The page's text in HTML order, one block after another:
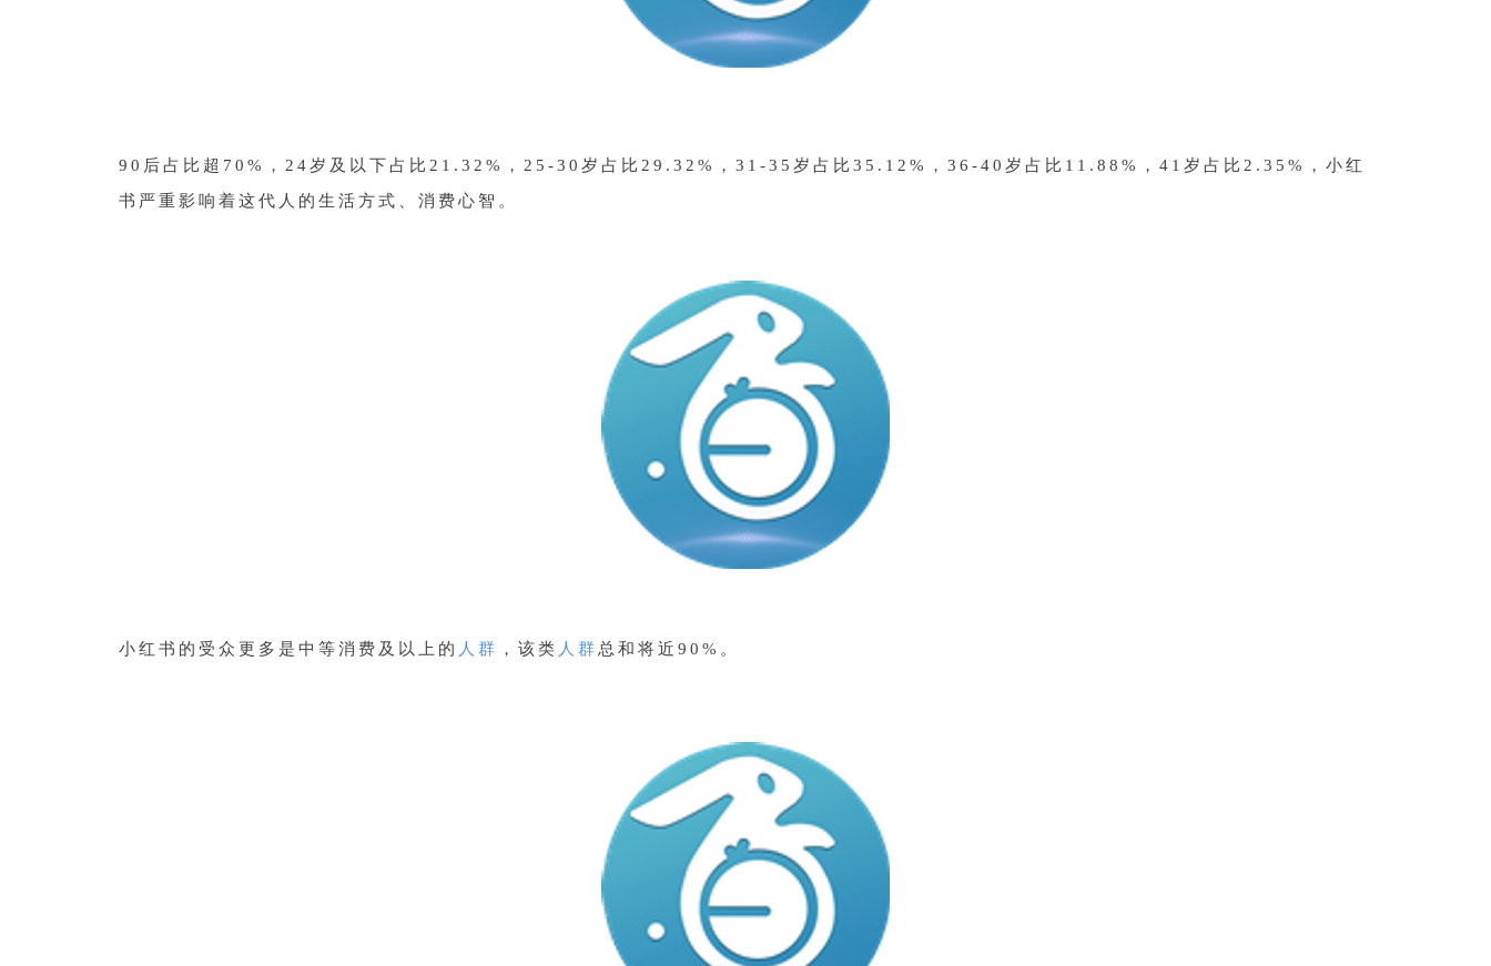
90后占比超70%，24岁及以下占比21.32%，25-30岁占比29.32%，31-35岁占比35.12%，36-40岁占比11.88%，41岁占比2.35%，小红
书严重影响着这代人的生活方式、消费心智。
小红书的受众更多是中等消费及以上的 人群 ，该类 人群 总和将近90%。